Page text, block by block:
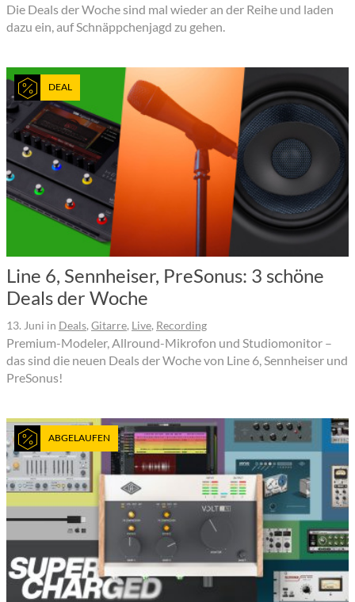
Die Deals der Woche sind mal wieder an der Reihe und laden
dazu ein, auf Schnäppchenjagd zu gehen.
DEAL
Line 6, Sennheiser, PreSonus: 3 schöne
Deals der Woche
13. Juni in Deals, Gitarre, Live, Recording
Premium-Modeler, Allround-Mikrofon und Studiomonitor –
das sind die neuen Deals der Woche von Line 6, Sennheiser und
PreSonus!
ABGELAUFEN